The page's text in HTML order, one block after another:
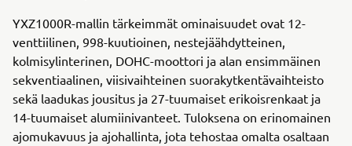
YXZ1000R-mallin tärkeimmät ominaisuudet ovat 12-
venttiilinen, 998-kuutioinen, nestejäähdytteinen,
kolmisylinterinen, DOHC-moottori ja alan ensimmäinen
sekventiaalinen, viisivaihteinen suorakytkentävaihteisto
sekä laadukas jousitus ja 27-tuumaiset erikoisrenkaat ja
14-tuumaiset alumiinivanteet. Tuloksena on erinomainen
ajomukavuus ja ajohallinta, jota tehostaa omalta osaltaan